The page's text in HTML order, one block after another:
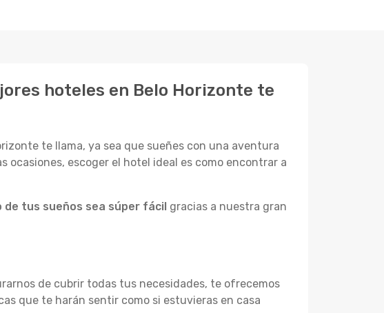
hoteles en Belo Horizonte te
te llama, ya sea que sueñes con una aventura
ocasiones, escoger el hotel ideal es como encontrar a
tus sueños sea súper fácil gracias a nuestra gran
de cubrir todas tus necesidades, te ofrecemos
que te harán sentir como si estuvieras en casa